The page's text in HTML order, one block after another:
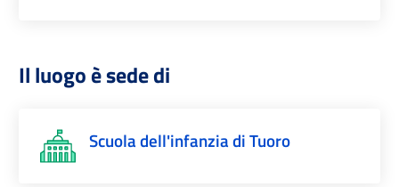
Il luogo è sede di
Scuola dell'infanzia di Tuoro